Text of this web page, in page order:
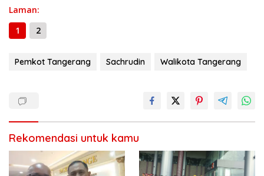
o
o
k k
ar
e
Laman:
1
2
Pemkot Tangerang Sachrudin Walikota Tangerang
Rekomendasi untuk kamu